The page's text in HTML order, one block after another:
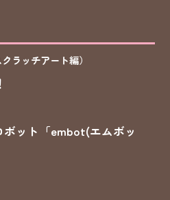
クラッチアート編）
ット「embot(エムボッ